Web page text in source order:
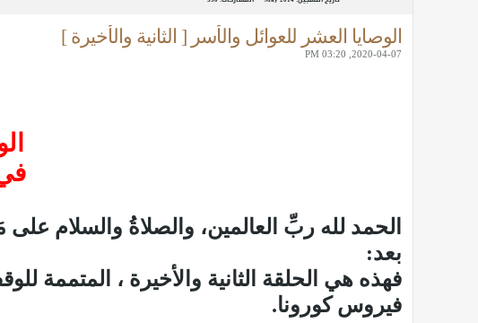
الوصايا العشر للعوائل والأسر [ الثانية والأخيرة ]
2020-04-07, 03:20 PM
الحمد لله ربِّ العالمين، والصلاةُ والسلام
بعد:
فهذه هي الحلقة الثانية والأخيرة ، المتممة
فيروس كورونا.